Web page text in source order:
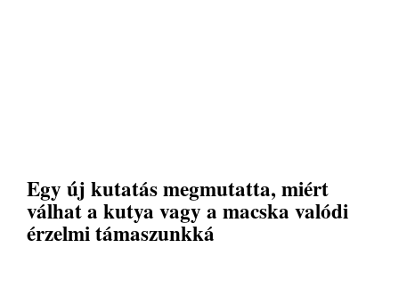
Egy új kutatás megmutatta, miért
válhat a kutya vagy a macska valódi
érzelmi támaszunkká